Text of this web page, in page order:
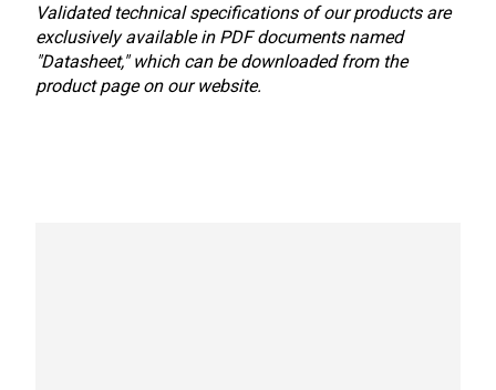
Validated technical specifications of our products are
exclusively available in PDF documents named
"Datasheet," which can be downloaded from the
product page on our website.